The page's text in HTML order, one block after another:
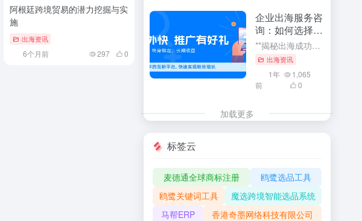
阿根廷跨境贸易的潜力挖掘与实
施
出海资讯
6个月前 297 0
企业出海服务咨
询：如何选择合
适的咨询公司**揭秘出海成功秘诀：企业如何选择最合适的出海服务咨询公司** 随着全球化的浪潮汹涌澎湃，企业纷纷把目光投向了国际市场，展开出海之旅。在这个波诡云谲的商业世界中，选择一家合适的出海服务咨询公司成为了许...
出海资讯
1年
前
1,065
0
加载更多
标签云
麦德通全球商标注册
鸥鹭选品工具
鸥鹭关键词工具
魔选跨境智能选品系统
马帮ERP
香港奇墨网络科技有限公司